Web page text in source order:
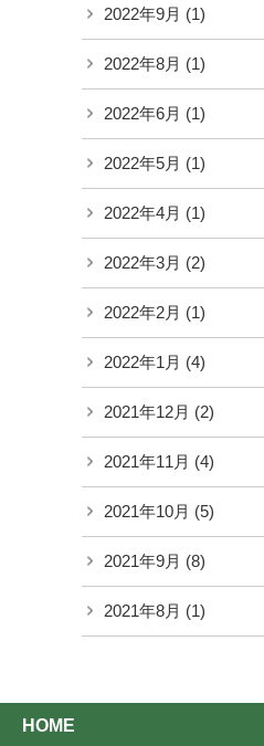
2022年9月 (1)
2022年8月 (1)
2022年6月 (1)
2022年5月 (1)
2022年4月 (1)
2022年3月 (2)
2022年2月 (1)
2022年1月 (4)
2021年12月 (2)
2021年11月 (4)
2021年10月 (5)
2021年9月 (8)
2021年8月 (1)
HOME